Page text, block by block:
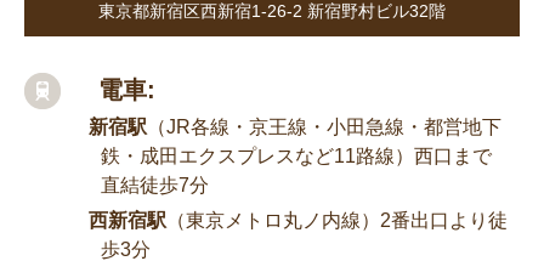
東京都新宿区西新宿1-26-2 新宿野村ビル32階
電車:
新宿駅 （JR各線・京王線・小田急線・都営地下
鉄・成田エクスプレスなど11路線）西口まで
直結徒歩7分
西新宿駅 （東京メトロ丸ノ内線）2番出口より徒
歩3分